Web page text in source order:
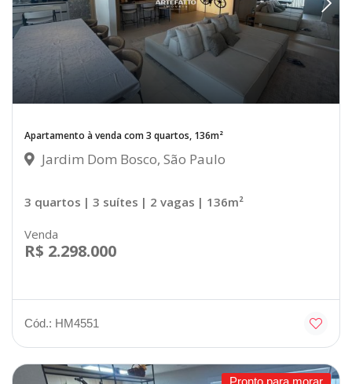
Apartamento à venda com 3 quartos, 136m²
Jardim Dom Bosco, São Paulo
3 quartos | 3 suítes | 2 vagas | 136m²
Venda
R$ 2.298.000
Cód.: HM4551
Pronto para morar